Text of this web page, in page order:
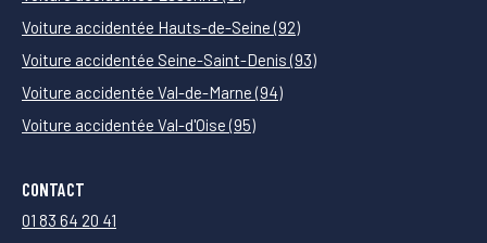
Voiture accidentée Hauts-de-Seine (92)
Voiture accidentée Seine-Saint-Denis (93)
Voiture accidentée Val-de-Marne (94)
Voiture accidentée Val-d'Oise (95)
CONTACT
01 83 64 20 41